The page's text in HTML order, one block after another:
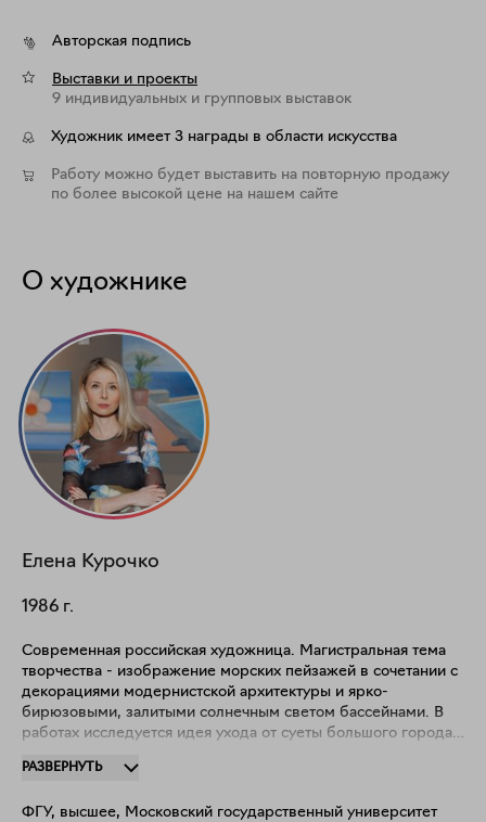
Авторская подпись
Выставки и проекты
9 индивидуальных и групповых выставок
Художник имеет 3 награды в области искусства
Работу можно будет выставить на повторную продажу
по более высокой цене на нашем сайте
О художнике
Елена Курочко
1986 г.
Современная российская художница. Магистральная тема
творчества - изображение морских пейзажей в сочетании с
декорациями модернистской архитектуры и ярко-
бирюзовыми, залитыми солнечным светом бассейнами. В
работах исследуется идея ухода от суеты большого города к
стиле, сочетающем реализм и более условную,
яркие, колористически насыщенные.Работы находятся в
РАЗВЕРНУТЬ
ФГУ, высшее, Московский государственный университет